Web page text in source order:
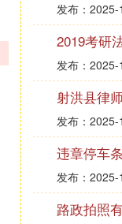
发布：
2019考研
发布：
射洪县律
发布：
违章停车
发布：
路政拍照